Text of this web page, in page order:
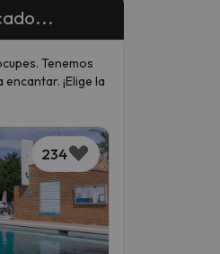
Tenemos
¡Elige la
234